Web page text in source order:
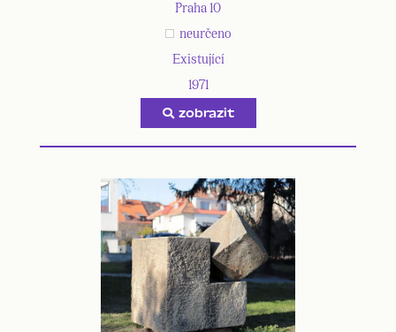
Praha 10
neurčeno
Existující
1971
zobrazit